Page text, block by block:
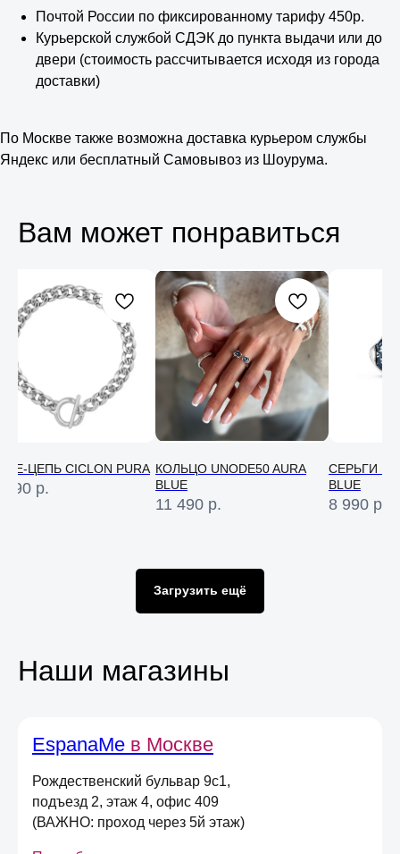
Почтой России по фиксированному тарифу 450р.
Курьерской службой СДЭК до пункта выдачи или до
двери (стоимость рассчитывается исходя из города
доставки)
По Москве также возможна доставка курьером службы
Яндекс или бесплатный Самовывоз из Шоурума.
Вам может понравиться
ЦЕПЬ CICLON PURA
990 р.
КОЛЬЦО UNODE50 AURA
BLUE
11 490 р.
СЕРЬГИ
BLUE
8 990 р.
Загрузить ещё
Наши магазины
EspanaMe в Москве
Рождественский бульвар 9с1,
подъезд 2, этаж 4, офис 409
(ВАЖНО: проход через 5й этаж)
на первый онлайн заказ*
*не действует при оплате в магазине,
долями или сертификатом
информационных и маркетинговых
рассылок
данных в соответствии
сУсловиями договора оферты
Отправить
Консультация
Свяжитесь с нами в соц. сетях или
по телефону и мы проконсультируем
вас по любому вопросу